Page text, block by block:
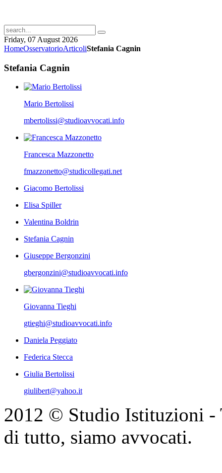
Friday, 07 August 2026
HomeOsservatorioArticoliStefania Cagnin
Stefania Cagnin
Mario Bertolissi
mbertolissi@studioavvocati.info
Francesca Mazzonetto
fmazzonetto@studicollegati.net
Giacomo Bertolissi
Elisa Spiller
Valentina Boldrin
Stefania Cagnin
Giuseppe Bergonzini
gbergonzini@studioavvocati.info
Giovanna Tieghi
gtieghi@studioavvocati.info
Daniela Peggiato
Federica Stecca
Giulia Bertolissi
giulibert@yahoo.it
2012 © Studio Istituzioni
di tutto, siamo avvocati.